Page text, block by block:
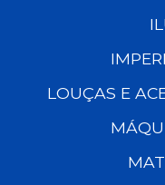
LOUÇAS E